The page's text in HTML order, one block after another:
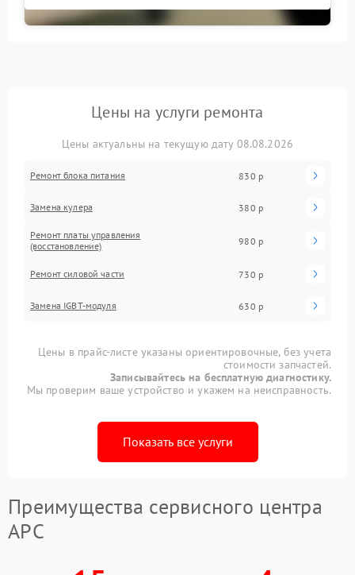
Цены на услуги ремонта
Цены актуальны на текущую дату 08.08.2026
Ремонт блока питания 830 р
Замена кулера 380 р
Ремонт платы управления
(восстановление)
980 р
Ремонт силовой части 730 р
Замена IGBT-модуля 630 р
Цены в прайс-листе указаны ориентировочные, без учета
стоимости запчастей.
Записывайтесь на бесплатную диагностику.
Мы проверим ваше устройство и укажем на неисправность.
Показать все услуги
Преимущества сервисного центра
APC